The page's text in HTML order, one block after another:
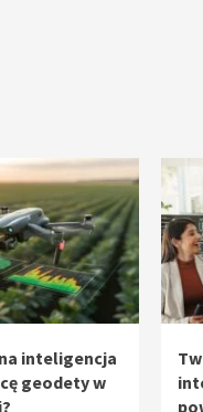
inteligencja
geodety w